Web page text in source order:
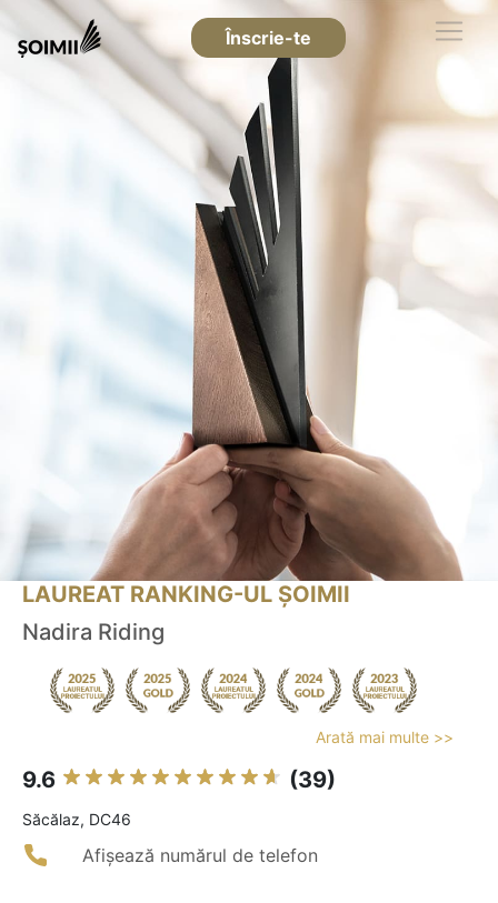
Înscrie-te
LAUREAT RANKING-UL ȘOIMII
Nadira Riding
Arată mai multe >>
9.6 (39)
Săcălaz, DC46
Afișează numărul de telefon